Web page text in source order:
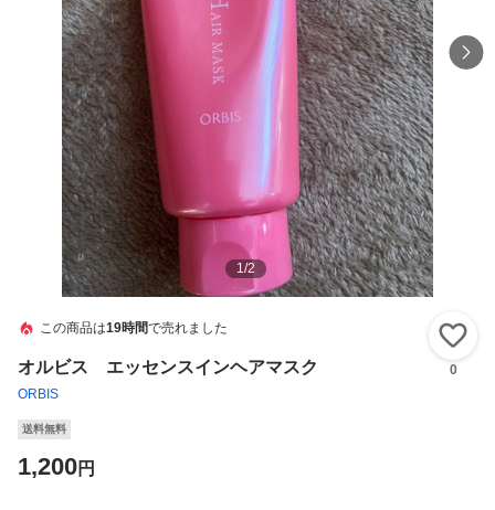
1/2
この商品は19時間で売れました
オルビス エッセンスインヘアマスク
ORBIS
0
送料無料
1,200円